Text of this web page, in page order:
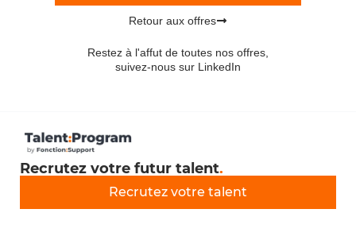
Retour aux offres
Restez à l'affut de toutes nos offres,
suivez-nous sur LinkedIn
Recrutez votre futur talent.
Recrutez votre talent